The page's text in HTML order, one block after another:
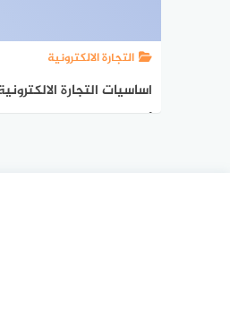
التجارة الالكترونية
اساسيات التجارة